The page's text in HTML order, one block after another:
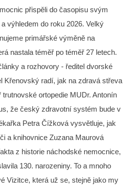
přispěli do časopisu svým
výhledem do roku 2026. Velký
primářské výměně na
nastala téměř po téměř 27 letech.
a rozhovory - ředitel dvorské
Křenovský radí, jak na zdravá střeva
ortopedie MUDr. Antonín
že český zdravotní systém bude v
Petra Čížková vysvětluje, jak
a knihovnice Zuzana Maurová
z historie náchodské nemocnice,
130. narozeniny. To a mnoho
Vizitce, která už se, stejně jako my